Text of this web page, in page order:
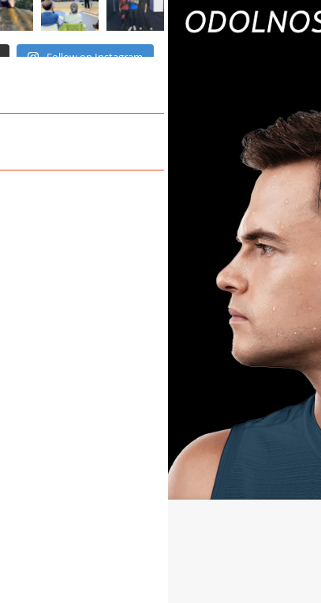
Follow on Instagram